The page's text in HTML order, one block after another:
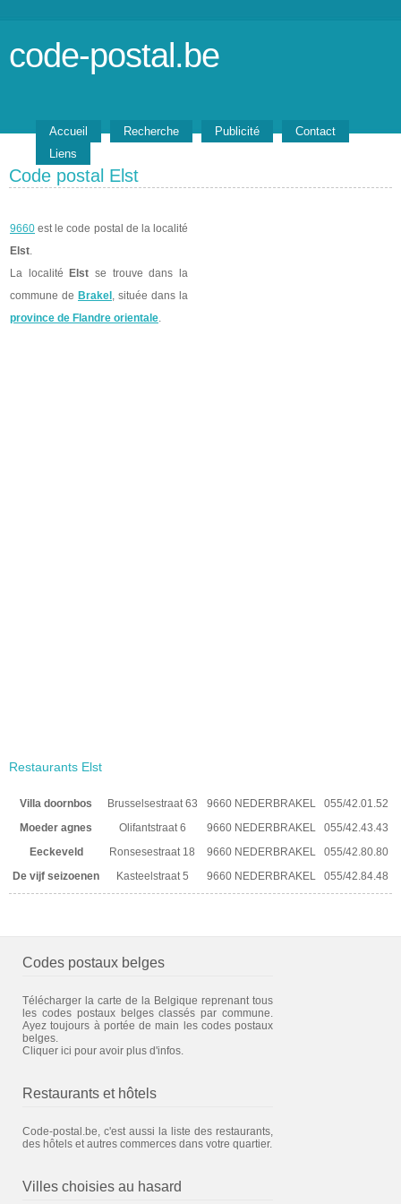
code-postal.be
Accueil Recherche Publicité
Contact
Liens
Code postal Elst
9660 est le code postal de la localité
Elst.
La localité
Elst se trouve dans la
commune de Brakel , située dans la
province de Flandre orientale.
Restaurants Elst
Villa doornbos Brusselsestraat 63 9660 NEDERBRAKEL
055/42.01.52
Moeder agnes
Olifantstraat 6 9660 NEDERBRAKEL
055/42.43.43
Eeckeveld
Ronsesestraat 18 9660 NEDERBRAKEL
055/42.80.80
De vijf seizoenen
Kasteelstraat 5 9660 NEDERBRAKEL 055/42.84.48
Codes postaux belges
Télécharger la carte de la Belgique reprenant tous
les codes postaux belges classés par commune.
Ayez toujours à portée de main les codes postaux
belges.
Cliquer ici pour avoir plus d'infos.
Restaurants et hôtels
Code-postal.be, c'est aussi la liste des restaurants,
des hôtels et autres commerces dans votre quartier.
Villes choisies au hasard